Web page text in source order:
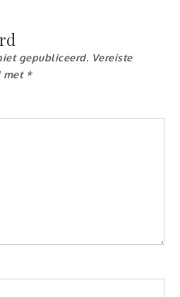
gepubliceerd. Vereiste
met *